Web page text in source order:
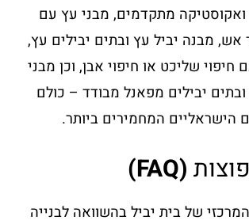
ואקוסטיקה מתקדמים, מבני עץ עם
אש, מבנה יביל עץ ובתים יבילים עץ,
חיפוי שליכט או חיפוי אבן, וכן מבני
יבילים מפאנל מבודד – כולם
הישראליים המחמירים ביותר.
(FAQ)
של בית יביל בהשוואה לבנייה